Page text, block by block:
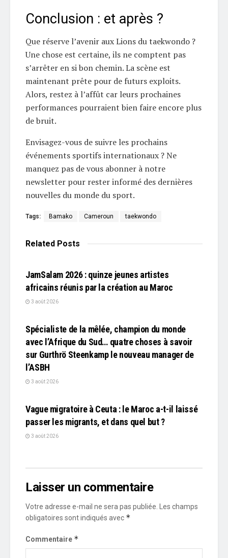
Conclusion : et après ?
Que réserve l’avenir aux Lions du taekwondo ?
Une chose est certaine, ils ne comptent pas
s’arrêter en si bon chemin. La scène est
maintenant prête pour de futurs exploits.
Alors, restez à l’affût car leurs prochaines
performances pourraient bien faire encore plus
de bruit.
Envisagez-vous de suivre les prochains
événements sportifs internationaux ? Ne
manquez pas de vous abonner à notre
newsletter pour rester informé des dernières
nouvelles du monde du sport.
Tags: Bamako Cameroun taekwondo
Related Posts
JamSalam 2026 : quinze jeunes artistes
africains réunis par la création au Maroc
3 août 2026
Spécialiste de la mêlée, champion du monde
avec l’Afrique du Sud… quatre choses à savoir
sur Gurthrö Steenkamp le nouveau manager de
l’ASBH
3 août 2026
Vague migratoire à Ceuta : le Maroc a-t-il laissé
passer les migrants, et dans quel but ?
3 août 2026
Laisser un commentaire
Votre adresse e-mail ne sera pas publiée.
Les champs
obligatoires sont indiqués avec *
Commentaire *